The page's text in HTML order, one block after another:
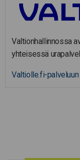
Valtionhallinnossa
yhteisessä
Valtiolle.fi-palveluun